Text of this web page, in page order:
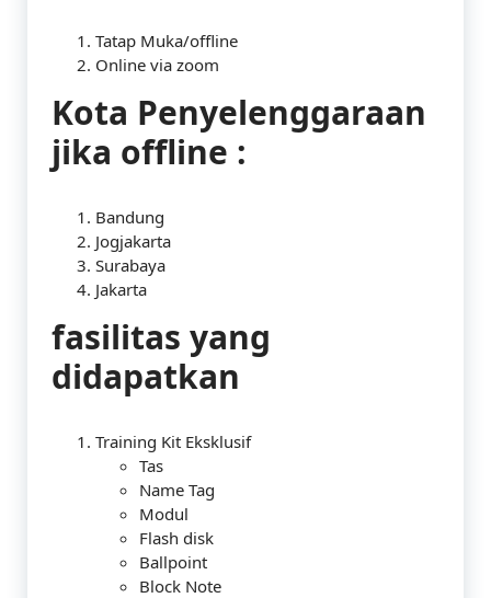
Tatap Muka/offline
Online via zoom
Kota Penyelenggaraan
jika offline :
Bandung
Jogjakarta
Surabaya
Jakarta
fasilitas yang
didapatkan
Training Kit Eksklusif
Tas
Name Tag
Modul
Flash disk
Ballpoint
Block Note